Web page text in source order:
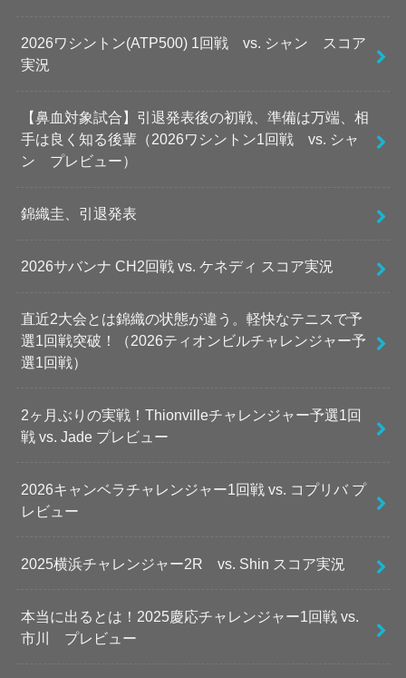
2026ワシントン(ATP500) 1回戦 vs. シャン スコア
実況
【鼻血対象試合】引退発表後の初戦、準備は万端、相
手は良く知る後輩（2026ワシントン1回戦 vs. シャ
ン プレビュー）
錦織圭、引退発表
2026サバンナ CH2回戦 vs. ケネディ スコア実況
直近2大会とは錦織の状態が違う。軽快なテニスで予
選1回戦突破！（2026ティオンビルチャレンジャー予
選1回戦）
2ヶ月ぶりの実戦！Thionvilleチャレンジャー予選1回
戦 vs. Jade プレビュー
2026キャンベラチャレンジャー1回戦 vs. コプリバ プ
レビュー
2025横浜チャレンジャー2R vs. Shin スコア実況
本当に出るとは！2025慶応チャレンジャー1回戦 vs.
市川 プレビュー